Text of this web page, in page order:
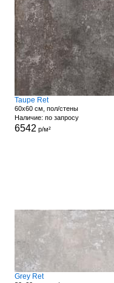
Taupe Ret
60x60 см, пол/стены
Наличие: по запросу
6542 р/м²
Grey Ret